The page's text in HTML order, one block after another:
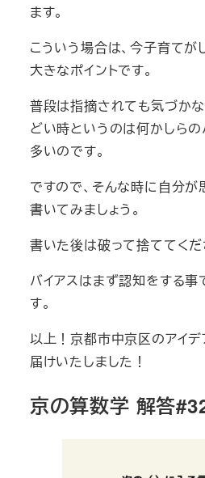
ます。
こういう場合は、今子育て
大きなポイントです。
普段は指摘されても気づか
どい時というのは何かしら
多いのです。
ですので、そんな時に自分
書いてみましょう。
書いた後は破って捨ててくだ
バイアスはまず認知をする
す。
以上！京都市中京区のアイ
届けいたしました！
京の算数学 解答